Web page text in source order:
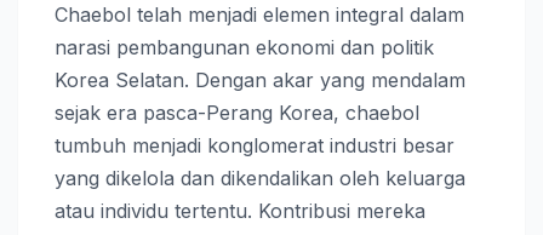
Chaebol telah menjadi elemen integral dalam
narasi pembangunan ekonomi dan politik
Korea Selatan. Dengan akar yang mendalam
sejak era pasca-Perang Korea, chaebol
tumbuh menjadi konglomerat industri besar
yang dikelola dan dikendalikan oleh keluarga
atau individu tertentu. Kontribusi mereka